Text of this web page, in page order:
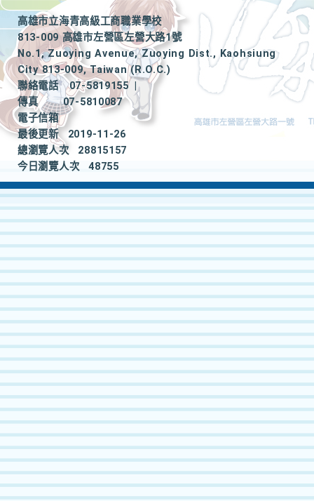
高雄市立海青高級工商職業學校
813-009 高雄市左營區左營大路1號
No.1, Zuoying Avenue, Zuoying Dist., Kaohsiung
City 813-009, Taiwan (R.O.C.)
聯絡電話
07-5819155
|
傳真
07-5810087
電子信箱
最後更新
2019-11-26
總瀏覽人次
28815157
今日瀏覽人次
48755